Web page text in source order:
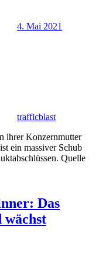
4. Mai 2021
trafficblast
ihrer Konzernmutter
ein massiver Schub
Quelle
Das
wächst